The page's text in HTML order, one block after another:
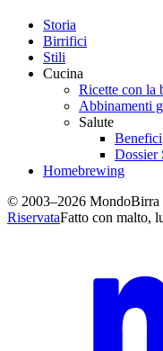
Storia
Birrifici
Stili
Cucina
Ricette con la
Abbinamenti
Salute
Benefici
Dossier
Homebrewing
© 2003–2026 MondoBirra
RiservataFatto con malto,